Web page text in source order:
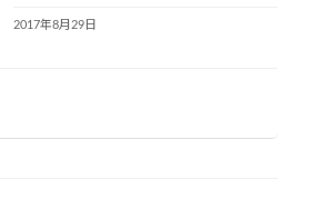
2017年8月29日